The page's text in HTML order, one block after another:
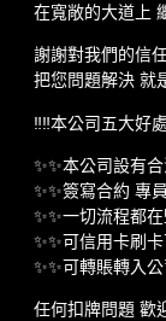
在寬敞的大道上
謝謝對我們的信
把您問題解決 就
‼️‼️本公司五大好
✨✨本公司設有
✨✨簽寫合約 專
✨✨一切流程都
✨✨可信用卡刷
✨✨可轉賬轉入
任何扣牌問題 歡